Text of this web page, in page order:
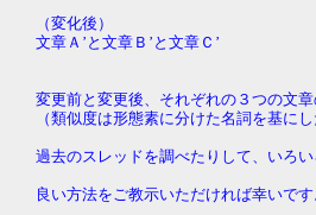
（変化後）
文章Ａ’と文章Ｂ’と文章Ｃ’
変更前と変更後、それぞれの３つの文
（類似度は形態素に分けた名詞を基に
過去のスレッドを調べたりして、いろ
良い方法をご教示いただければ幸いです